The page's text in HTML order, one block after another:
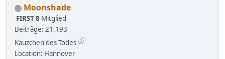
Moonshade
FIRST 8 Mitglied
Beiträge: 21.193
Käuzchen des Todes
Location: Hannover